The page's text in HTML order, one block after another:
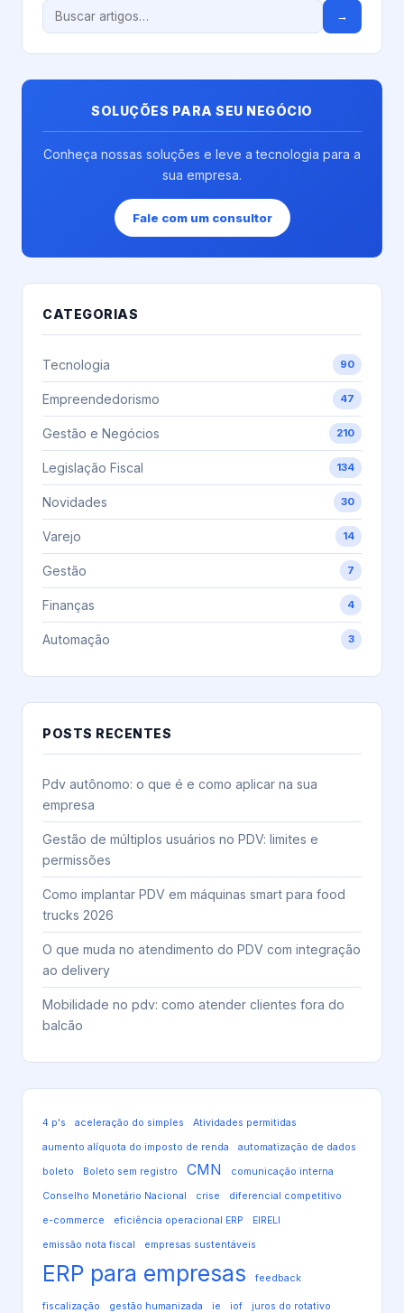
→
SOLUÇÕES PARA SEU NEGÓCIO
Conheça nossas soluções e leve a tecnologia para a
sua empresa.
Fale com um consultor
CATEGORIAS
Tecnologia 90
Empreendedorismo 47
Gestão e Negócios 210
Legislação Fiscal 134
Novidades 30
Varejo 14
Gestão 7
Finanças 4
Automação 3
POSTS RECENTES
Pdv autônomo: o que é e como aplicar na sua
empresa
Gestão de múltiplos usuários no PDV: limites e
permissões
Como implantar PDV em máquinas smart para food
trucks 2026
O que muda no atendimento do PDV com integração
ao delivery
Mobilidade no pdv: como atender clientes fora do
balcão
4 p's aceleração do simples Atividades permitidas
aumento alíquota do imposto de renda automatização de dados
boleto Boleto sem registro CMN comunicação interna
Conselho Monetário Nacional crise diferencial competitivo
e-commerce eficiência operacional ERP EIRELI
emissão nota fiscal empresas sustentáveis
ERP para empresas feedback
fiscalização gestão humanizada ie iof juros do rotativo